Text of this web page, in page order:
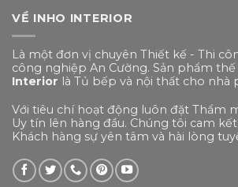
VỀ INHO INTERIOR
Là một đơn vị chuyên Thiết kế - Thi
công nghiệp An Cường. Sản phẩm
Interior là Tủ bếp và nội thất cho nhà
Với tiêu chí hoạt động luôn đặt Thẩm
Uy tín lên hàng đầu. Chúng tôi cam
Khách hàng sự yên tâm và hài lòng